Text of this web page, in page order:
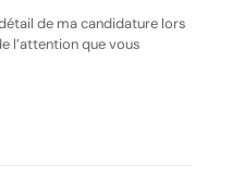
de ma candidature lors
l’attention que vous